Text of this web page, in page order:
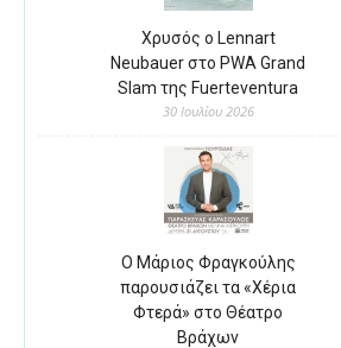
Χρυσός ο Lennart
Neubauer στο PWA Grand
Slam της Fuerteventura
30 Ιουλίου 2026
Ο Μάριος Φραγκούλης
παρουσιάζει τα «Χέρια
Φτερά» στο Θέατρο
Βράχων